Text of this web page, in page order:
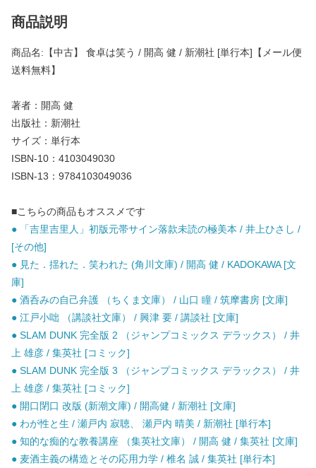
商品説明
商品名:【中古】 食卓は笑う / 開高 健 / 新潮社 [単行本]【メール便
送料無料】
著者：開高 健
出版社：新潮社
サイズ：単行本
ISBN-10：4103049030
ISBN-13：9784103049036
■こちらの商品もオススメです
● 「吉里吉里人」初版元帯サイン落款未読の極美本 / 井上ひさし /
[その他]
● 見た．揺れた．笑われた (角川文庫) / 開高 健 / KADOKAWA [文
庫]
● 酒呑みの自己弁護 （ちくま文庫） / 山口 瞳 / 筑摩書房 [文庫]
● 江戸小咄 （講談社文庫） / 興津 要 / 講談社 [文庫]
● SLAM DUNK 完全版 2 （ジャンプコミックス デラックス） / 井
上 雄彦 / 集英社 [コミック]
● SLAM DUNK 完全版 3 （ジャンプコミックス デラックス） / 井
上 雄彦 / 集英社 [コミック]
● 開口閉口 改版 (新潮文庫) / 開高健 / 新潮社 [文庫]
● わが性と生 / 瀬戸内 寂聴、 瀬戸内 晴美 / 新潮社 [単行本]
● 知的な痴的な教養講座 （集英社文庫） / 開高 健 / 集英社 [文庫]
● 麦酒主義の構造とその応用力学 / 椎名 誠 / 集英社 [単行本]